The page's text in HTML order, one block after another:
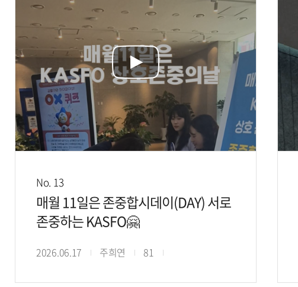
No. 13
매월 11일은 존중합시데이(DAY) 서로
존중하는 KASFO🤗
2026.06.17 주희연 81